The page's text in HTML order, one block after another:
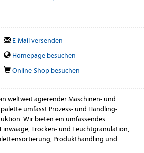
E-Mail versenden
Homepage besuchen
Online-Shop besuchen
weltweit agierender Maschinen- und
umfasst Prozess- und Handling-
Wir bieten ein umfassendes
Trocken- und Feuchtgranulation,
Produkthandling und